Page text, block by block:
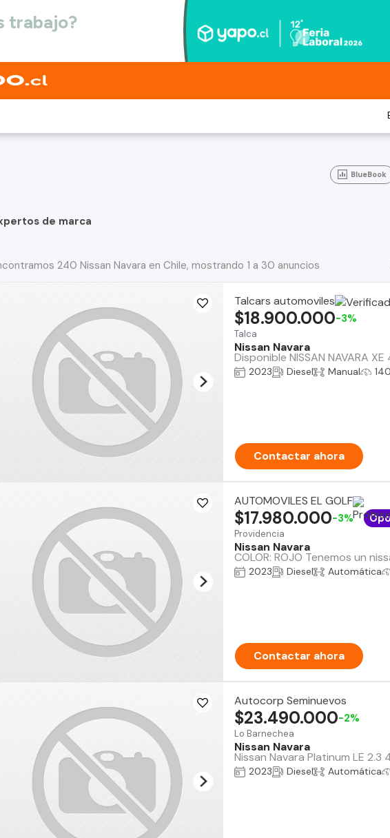
BlueBook
de marca
240 Nissan Navara en Chile, mostrando 1 a 30 anuncios
Talcars automoviles
Talca
Nissan Navara
Disponible NISSAN NAVARA
$18.900.000-3%
2023 Diesel Manual
Contactar ahora
AUTOMOVILES EL GOLF
Providencia
Nissan Navara
COLOR: ROJO Tenemos un
$17.980.000-3%
2023 Diesel Automática
Contactar ahora
Autocorp Seminuevos
Lo Barnechea
Nissan Navara
Nissan Navara Platinum LE
$23.490.000-2%
2023 Diesel Automática